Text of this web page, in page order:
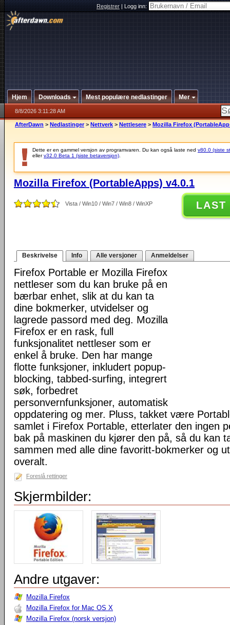
Registrer|Logg inn:
Hjem Downloads Mest populære nedlastinger Mer
8/8/2026 3:11:28 AM
AfterDawn > Nedlastinger > Nettverk > Nettlesere > Mozilla Firefox
Dette er en gammel versjon av programvaren. Du kan også laste ned v80.0 (siste
ellerv32.0 Beta 1 (siste betaversjon)
Mozilla Firefox (PortableApps) v4.0.1
Vista / Win10 / Win7 / Win8 / WinXP LAST
Beskrivelse Info Alle versjoner Anmeldelser
Firefox Portable er Mozilla Firefox
nettleser som du kan bruke på en
bærbar enhet, slik at du kan ta
dine bokmerker, utvidelser og
lagrede passord med deg. Mozilla
Firefox er en rask, full
funksjonalitet nettleser som er
enkel å bruke. Den har mange
flotte funksjoner, inkludert popup-
blocking, tabbed-surfing, integrert
søk, forbedret
personvernfunksjoner, automatisk
oppdatering og mer. Pluss, takket være
samlet i Firefox Portable, etterlater den ingen
bak på maskinen du kjører den på, så du kan
sammen med alle dine favoritt-bokmerker og
overalt.
Foreslå rettinger
Skjermbilder:
Andre utgaver:
Mozilla Firefox
Mozilla Firefox for Mac OS X
Mozilla Firefox (norsk versjon)